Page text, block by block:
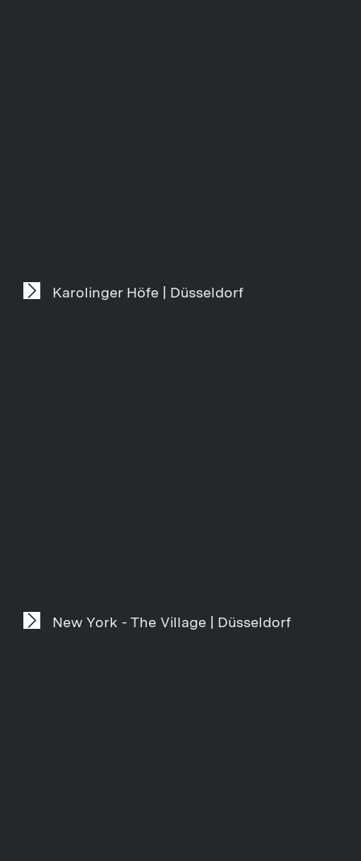
Karolinger Höfe | Düsseldorf
New York - The Village | Düsseldorf